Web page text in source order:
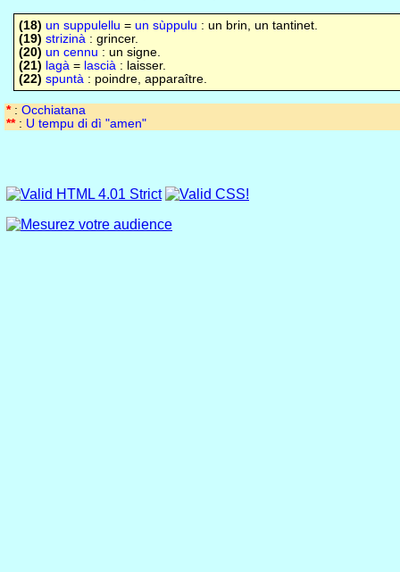
(18) un suppulellu =un sùppulu : un brin, un tantinet.
(19) strizinà: grincer.
(20) un cennu : un signe.
(21) lagà= lascià: laisser.
(22) spuntà: poindre, apparaître.
*: Occhiatana
**: U tempu di dì "amen"